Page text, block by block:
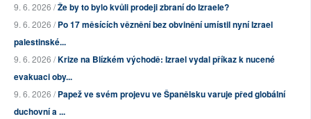
9. 6. 2026 /Že by to bylo kvůli prodeji zbraní do Izraele?
9. 6. 2026 /Po 17 měsících věznění bez obvinění umístil nyní Izrael
palestinské...
9. 6. 2026 /Krize na Blízkém východě: Izrael vydal příkaz k nucené
evakuaci oby...
9. 6. 2026 /Papež ve svém projevu ve Španělsku varuje před globální
duchovní a ...